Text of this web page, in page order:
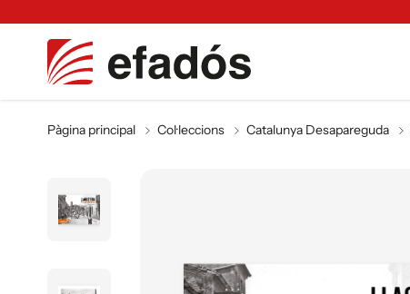
Pàgina principal Col·leccions Catalunya Desapareguda